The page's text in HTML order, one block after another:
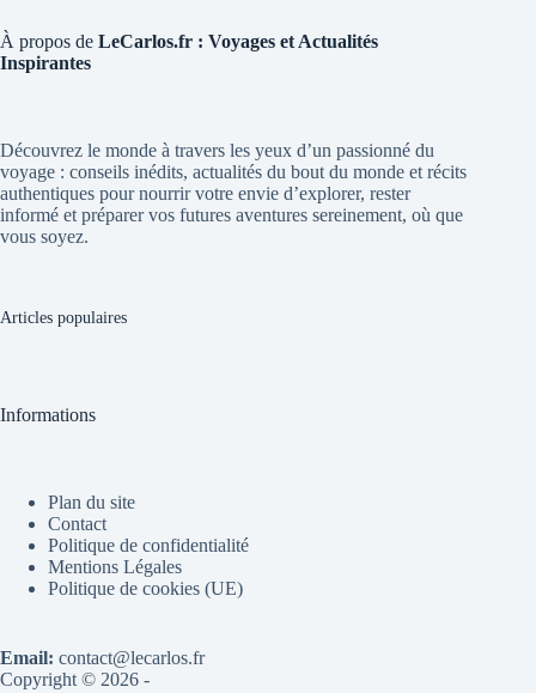
À propos de LeCarlos.fr : Voyages et Actualités
Inspirantes
Découvrez le monde à travers les yeux d’un passionné du
voyage : conseils inédits, actualités du bout du monde et récits
authentiques pour nourrir votre envie d’explorer, rester
informé et préparer vos futures aventures sereinement, où que
vous soyez.
Articles populaires
Informations
Plan du site
Contact
Politique de confidentialité
Mentions Légales
Politique de cookies (UE)
Email: contact@lecarlos.fr
Copyright © 2026 -